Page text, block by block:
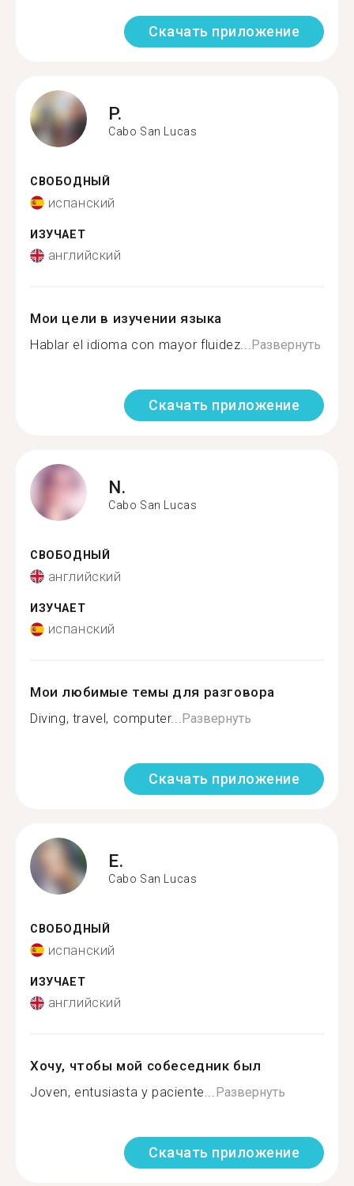
Скачать приложение
P.
Cabo San Lucas
СВОБОДНЫЙ
испанский
ИЗУЧАЕТ
английский
Мои цели в изучении языка
Hablar el idioma con mayor fluidez...Развернуть
Скачать приложение
N.
Cabo San Lucas
СВОБОДНЫЙ
английский
ИЗУЧАЕТ
испанский
Мои любимые темы для разговора
Diving, travel, computer...Развернуть
Скачать приложение
E.
Cabo San Lucas
СВОБОДНЫЙ
испанский
ИЗУЧАЕТ
английский
Хочу, чтобы мой собеседник был
Joven, entusiasta y paciente...Развернуть
Скачать приложение